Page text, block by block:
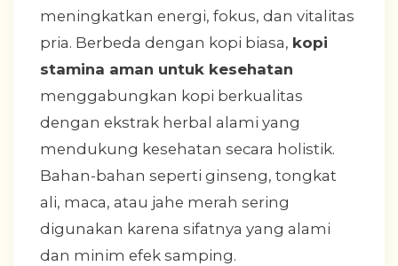
meningkatkan energi, fokus, dan vitalitas
pria. Berbeda dengan kopi biasa, kopi
stamina aman untuk kesehatan
menggabungkan kopi berkualitas
dengan ekstrak herbal alami yang
mendukung kesehatan secara holistik.
Bahan-bahan seperti ginseng, tongkat
ali, maca, atau jahe merah sering
digunakan karena sifatnya yang alami
dan minim efek samping.